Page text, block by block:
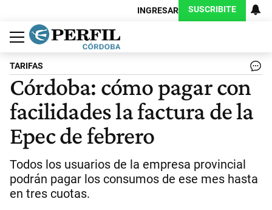
INGRESAR SUSCRIBITE
Política
Economía
Judiciales
Sociedad
Cultura
Espectáculos
Deportes
Protagonistas
TARIFAS
Córdoba: cómo pagar con
facilidades la factura de la
Epec de febrero
Todos los usuarios de la empresa provincial
podrán pagar los consumos de ese mes hasta
en tres cuotas.